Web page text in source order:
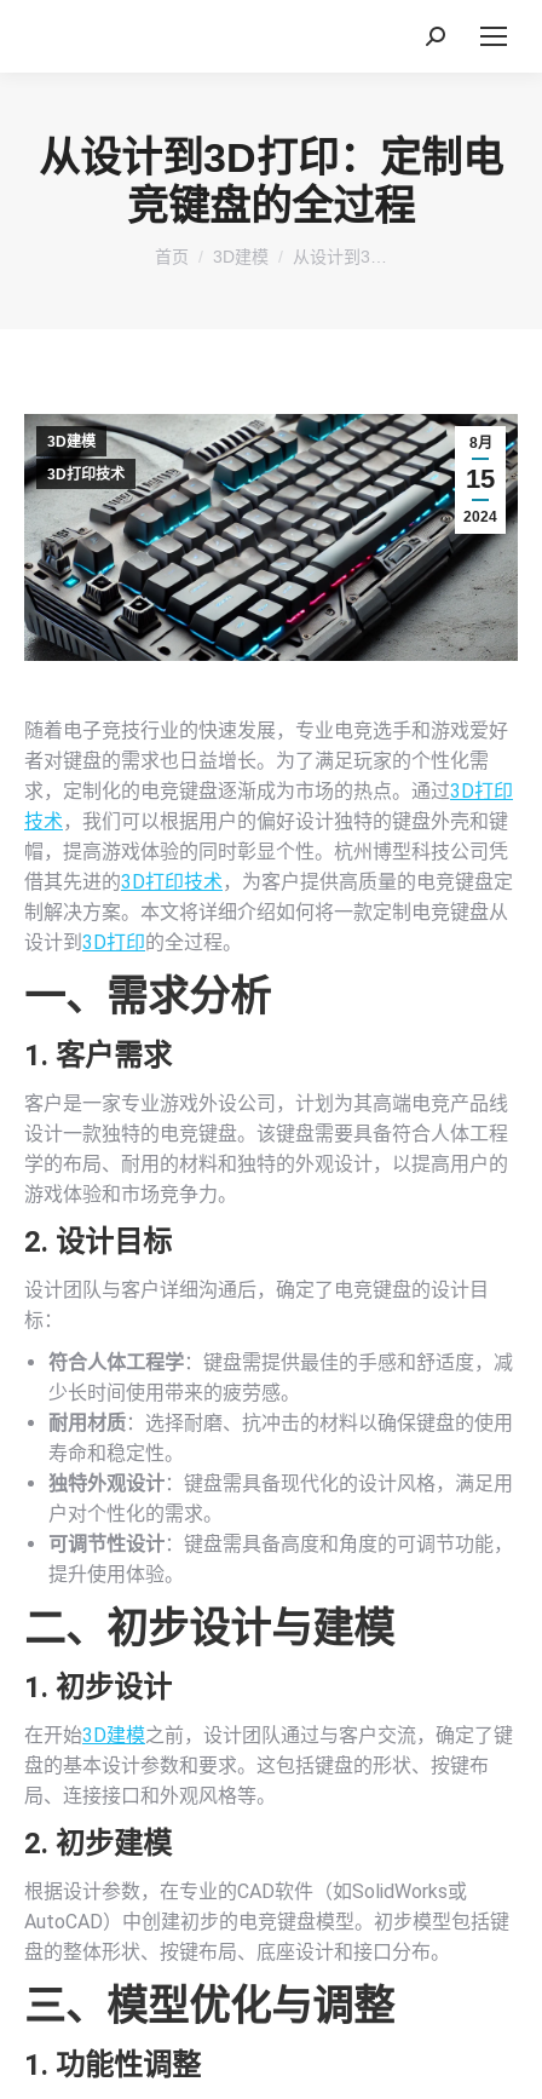
搜
从设计到3D打印：定制电
竞键盘的全过程
您在这里：
首页 3D建模 从设计到3…
8月
15
2024
3D建模
3D打印技术
随着电子竞技行业的快速发展，专业电竞选手和游戏爱好
者对键盘的需求也日益增长。为了满足玩家的个性化需
求，定制化的电竞键盘逐渐成为市场的热点。通过3D打印
技术，我们可以根据用户的偏好设计独特的键盘外壳和键
帽，提高游戏体验的同时彰显个性。杭州博型科技公司凭
借其先进的3D打印技术，为客户提供高质量的电竞键盘定
制解决方案。本文将详细介绍如何将一款定制电竞键盘从
设计到 3D打印的全过程。
一、需求分析
1. 客户需求
客户是一家专业游戏外设公司，计划为其高端电竞产品线
设计一款独特的电竞键盘。该键盘需要具备符合人体工程
学的布局、耐用的材料和独特的外观设计，以提高用户的
游戏体验和市场竞争力。
2. 设计目标
设计团队与客户详细沟通后，确定了电竞键盘的设计目
标：
符合人体工程学：键盘需提供最佳的手感和舒适度，减
少长时间使用带来的疲劳感。
耐用材质：选择耐磨、抗冲击的材料以确保键盘的使用
寿命和稳定性。
独特外观设计：键盘需具备现代化的设计风格，满足用
户对个性化的需求。
可调节性设计：键盘需具备高度和角度的可调节功能，
提升使用体验。
二、初步设计与建模
1. 初步设计
在开始3D建模之前，设计团队通过与客户交流，确定了键
盘的基本设计参数和要求。这包括键盘的形状、按键布
局、连接接口和外观风格等。
2. 初步建模
根据设计参数，在专业的CAD软件（如SolidWorks或
AutoCAD）中创建初步的电竞键盘模型。初步模型包括键
盘的整体形状、按键布局、底座设计和接口分布。
三、模型优化与调整
1. 功能性调整